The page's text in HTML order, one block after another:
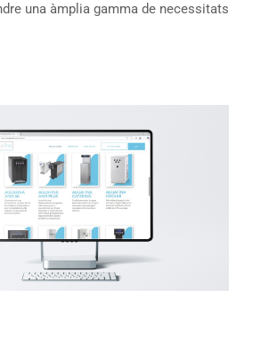
una àmplia gamma de necessitats